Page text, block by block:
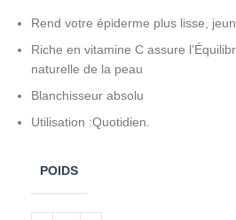
Rend votre épiderme plus lisse,
Riche en vitamine C assure
naturelle de la peau
Blanchisseur absolu
Utilisation :Quotidien.
POIDS